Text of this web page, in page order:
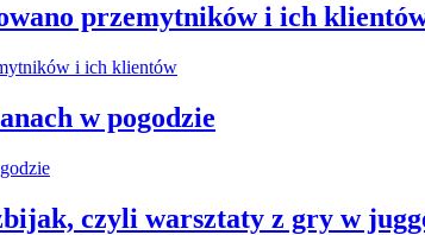
przemytników i ich
w pogodzie
czyli warsztaty z gry w